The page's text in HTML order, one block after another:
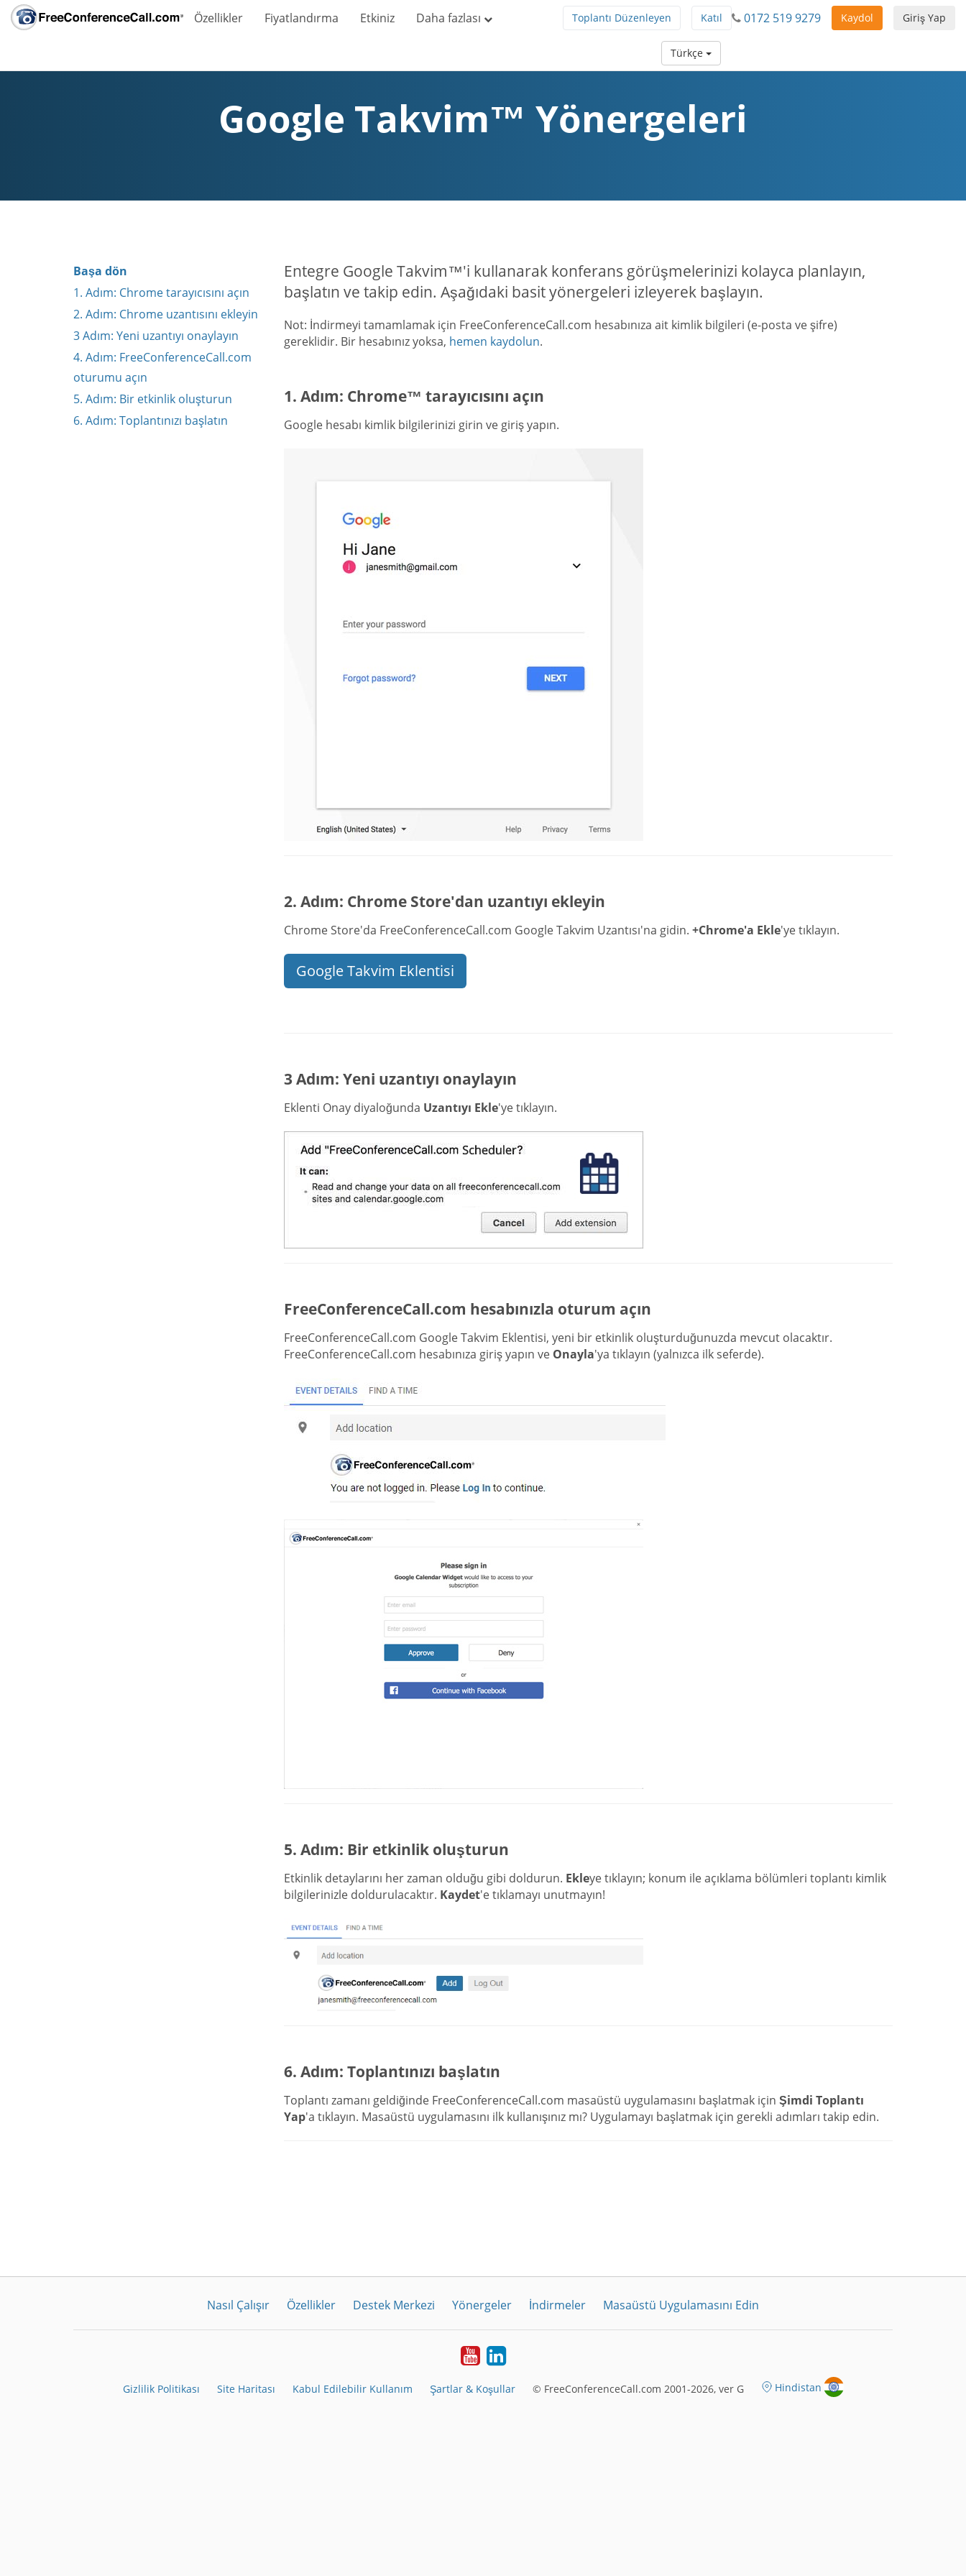
Özellikler Fiyatlandırma Etkiniz Daha fazlası Giriş Yap
Kaydol
0172 519 9279
Katıl
Toplantı Düzenleyen
Türkçe
Google Takvim™ Yönergeleri
Başa dön
1. Adım: Chrome tarayıcısını açın
2. Adım: Chrome uzantısını ekleyin
3 Adım: Yeni uzantıyı onaylayın
4. Adım: FreeConferenceCall.com
oturumu açın
5. Adım: Bir etkinlik oluşturun
6. Adım: Toplantınızı başlatın
Entegre Google Takvim™'i kullanarak konferans görüşmelerinizi kolayca planlayın,
başlatın ve takip edin. Aşağıdaki basit yönergeleri izleyerek başlayın.
Not: İndirmeyi tamamlamak için FreeConferenceCall.com hesabınıza ait kimlik bilgileri (e-posta ve şifre)
gereklidir. Bir hesabınız yoksa, hemen kaydolun.
1. Adım: Chrome™ tarayıcısını açın
Google hesabı kimlik bilgilerinizi girin ve giriş yapın.
2. Adım: Chrome Store'dan uzantıyı ekleyin
Chrome Store'da FreeConferenceCall.com Google Takvim Uzantısı'na gidin. +Chrome'a Ekle'ye tıklayın.
Google Takvim Eklentisi
3 Adım: Yeni uzantıyı onaylayın
Eklenti Onay diyaloğunda Uzantıyı Ekle'ye tıklayın.
FreeConferenceCall.com hesabınızla oturum açın
FreeConferenceCall.com Google Takvim Eklentisi, yeni bir etkinlik oluşturduğunuzda mevcut olacaktır.
FreeConferenceCall.com hesabınıza giriş yapın ve Onayla'ya tıklayın (yalnızca ilk seferde).
5. Adım: Bir etkinlik oluşturun
Etkinlik detaylarını her zaman olduğu gibi doldurun. Ekleye tıklayın; konum ile açıklama bölümleri toplantı kimlik
bilgilerinizle doldurulacaktır. Kaydet'e tıklamayı unutmayın!
6. Adım: Toplantınızı başlatın
Toplantı zamanı geldiğinde FreeConferenceCall.com masaüstü uygulamasını başlatmak için Şimdi Toplantı
Yap'a tıklayın. Masaüstü uygulamasını ilk kullanışınız mı? Uygulamayı başlatmak için gerekli adımları takip edin.
Nasıl Çalışır Özellikler Destek Merkezi Yönergeler İndirmeler Masaüstü Uygulamasını Edin
YoutubeLinkedIn
Gizlilik Politikası Site Haritası Kabul Edilebilir Kullanım Şartlar & Koşullar © FreeConferenceCall.com 2001-2026, ver G Hindistan